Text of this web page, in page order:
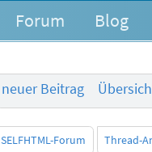
Forum Blog
neuer Beitrag
SELFHTML-Forum Thread-